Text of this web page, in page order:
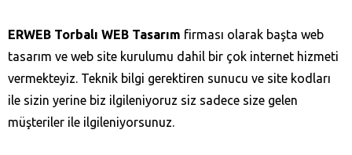
ERWEB Torbalı WEB Tasarım firması olarak başta web
tasarım ve web site kurulumu dahil bir çok internet hizmeti
vermekteyiz. Teknik bilgi gerektiren sunucu ve site kodları
ile sizin yerine biz ilgileniyoruz siz sadece size gelen
müşteriler ile ilgileniyorsunuz.